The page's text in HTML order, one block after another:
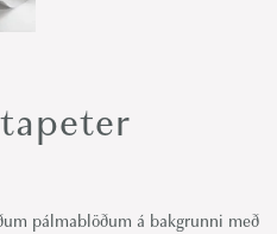
pálmablöðum á bakgrunni með